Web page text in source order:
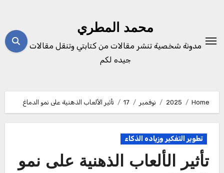
محمد المطري
مدونة شخصية تنشر مقالات من كتابتي وتنقل مقالات
جيده لكم
Home
2025 نوفمبر 17 تأثير الألعاب الذهنية على نمو الدماغ
تطوير التفكير وزياده الذكاء
تأثير الألعاب الذهنية على نمو